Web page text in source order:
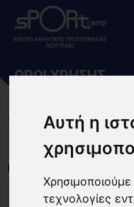
Αυτή η
τεχνολογίες
ΟΡΟΙ ΧΡΗΣΗΣ
ΑΡΧΙΚΗ
ΟΡΟΙ ΧΡΗΣΗΣ